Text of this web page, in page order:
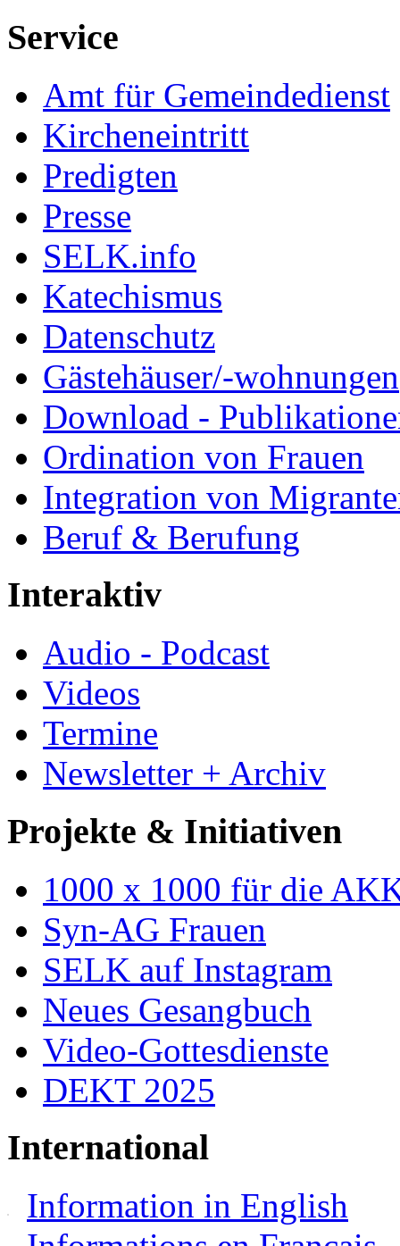
Service
Amt für Gemeindedienst
Kircheneintritt
Predigten
Presse
SELK.info
Katechismus
Datenschutz
Gästehäuser/-wohnungen
Download -
Ordination von Frauen
Integration von
Beruf & Berufung
Interaktiv
Audio - Podcast
Videos
Termine
Newsletter + Archiv
Projekte & Initiativen
1000 x 1000 für die
Syn-AG Frauen
SELK auf Instagram
Neues Gesangbuch
Video-Gottesdienste
DEKT 2025
International
Information in English